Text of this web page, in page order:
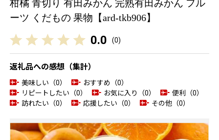
柑橘 青切り 有田みかん 完熟有田みかん フル
ーツ くだもの 果物【ard-tkb906】
0.0 (0)
返礼品への感想（集計）
美味しい（0）
おすすめ（0）
リピートしたい（0）
お気に入り（0）
便利（0）
訪れたい（0）
応援したい（0） その他（0）